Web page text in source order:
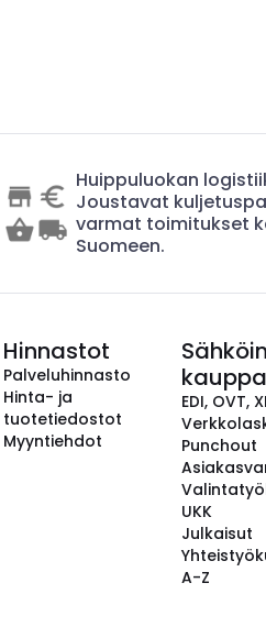
Huippuluokan
Joustavat
varmat toimitukset
Suomeen.
Hinnastot
Palveluhinnasto
Hinta- ja
tuotetiedostot
Myyntiehdot
kauppa
EDI, OVT,
Punchout
UKK
Julkaisut
A-Z